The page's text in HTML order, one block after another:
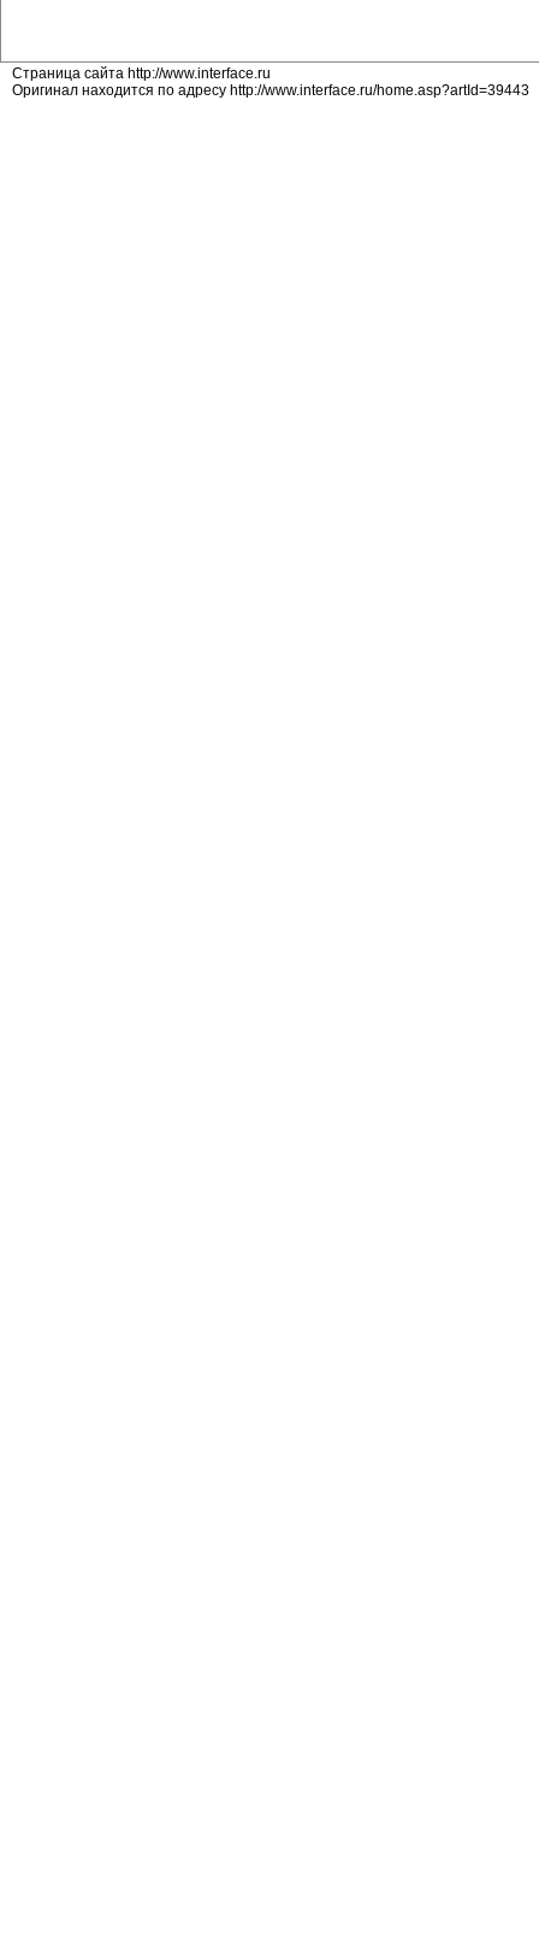
Страница сайта http://www.interface.ru
Оригинал находится по адресу http://www.interface.ru/home.asp?artId=39443